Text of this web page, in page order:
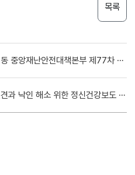
목록
의사 집단행동 중앙재난안전대책본부 제77차 회의 개최
정신질환 편견과 낙인 해소 위한 정신건강보도 권고기준 제정